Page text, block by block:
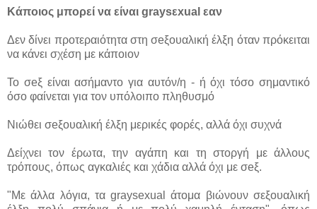
Kάποιος μπορεί να είναι graysεxual εαν
Δεν δίνει προτεραιότητα στη σeξουαλική έλξη όταν πρόκειται
να κάνει σχέση με κάποιον
Το σeξ είναι ασήμαντο για αυτόν/η - ή όχι τόσο σημαντικό
όσο φαίνεται για τον υπόλοιπο πληθυσμό
Νιώθει σeξουαλική έλξη μερικές φορές, αλλά όχι συχνά
Δείχνει τον έρωτα, την αγάπη και τη στοργή με άλλους
τρόπους, όπως αγκαλιές και χάδια αλλά όχι με σeξ.
"Με άλλα λόγια, τα graysexual άτομα βιώνουν σεξουαλική